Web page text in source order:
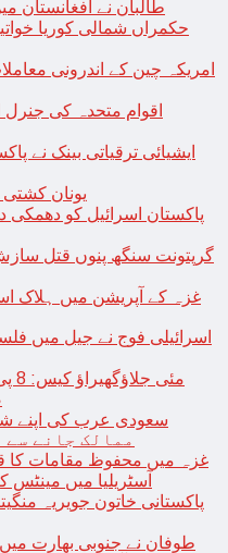
طالبان نے افغانستان
حکمراں شمالی کوریا
امریکہ چین کے اندرونی
اقوام متحدہ کی
ایشیائی ترقیاتی بینک نے
یونان کشتی
پاکستان اسرائیل کو
گرپتونت سنگھ پنوں قتل
ممالک جانے
غزہ میں محفوظ مقامات کا
آسٹریلیا میں
پاکستانی خاتون جویریہ
طوفان نے جنوبی بھارت میں